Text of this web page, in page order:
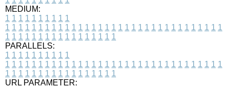
MEDIUM:
1 1 1 1 1 1 1 1 1 1
1 1 1 1 1 1 1 1 1 1 1 1 1 1 1 1 1 1 1 1 1 1 1 1 1 1 1 1 1 1 1 1 1
1 1 1 1 1 1 1 1 1 1 1 1 1 1 1 1 1
PARALLELS:
1 1 1 1 1 1 1 1 1 1
1 1 1 1 1 1 1 1 1 1 1 1 1 1 1 1 1 1 1 1 1 1 1 1 1 1 1 1 1 1 1 1 1
1 1 1 1 1 1 1 1 1 1 1 1 1 1 1 1 1
URL PARAMETER: